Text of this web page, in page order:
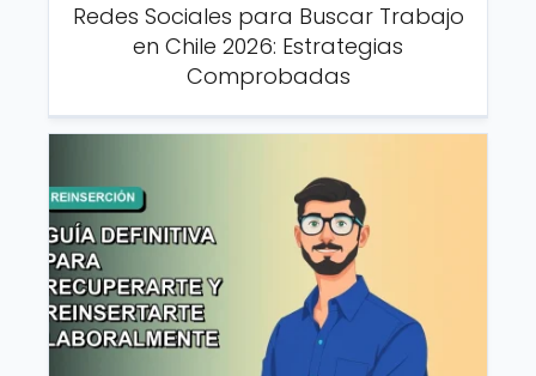
Redes Sociales para Buscar Trabajo
en Chile 2026: Estrategias
Comprobadas